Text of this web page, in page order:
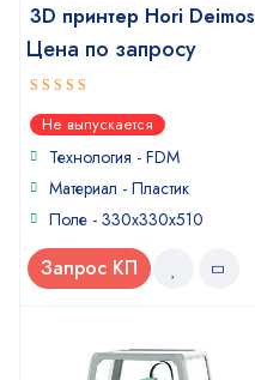
3D принтер Hori Deimos
Цена по запросу
4out of
5Не выпускается
Технология - FDM
Материал - Пластик
Поле - 330x330x510
Запрос КП